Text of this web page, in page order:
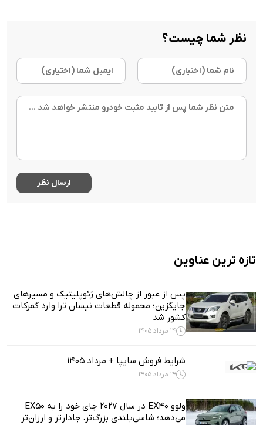
نظر شما چیست؟
تازه ترین عناوین
پس از عبور از چالش‌های ژئوپلیتیک و مسیرهای
جایگزین؛ محموله قطعات نیسان ترا وارد گمرکات
کشور شد
14 مرداد 1405
شرایط فروش سایپا + مرداد 1405
14 مرداد 1405
ولوو EX40 در سال ۲۰۲۷ جای خود را به EX50
می‌دهد؛ شاسی‌بلندی بزرگ‌تر، جادارتر و ارزان‌تر